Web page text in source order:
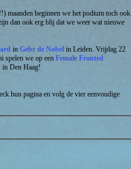
maanden beginnen we het podium toch ook
dan ook erg blij dat we weer wat nieuwe
in Gebr de Nobel in Leiden. Vrijdag 22
spelen we op een Female Fronted
in Den Haag!
hun pagina en volg de vier eenvoudige